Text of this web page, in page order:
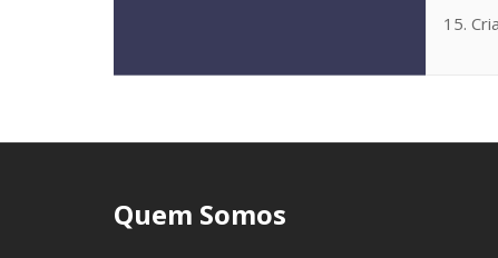
15.
Quem Somos